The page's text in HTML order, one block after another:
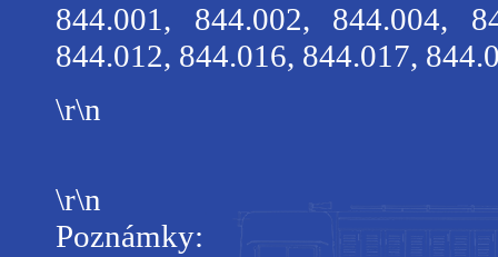
844.001, 844.002, 844.004,
844.012, 844.016, 844.017,
\r\n
\r\n
Poznámky: